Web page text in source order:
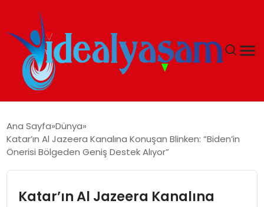
GÜNDEM
Ana Sayfa Dünya
Katar’ın Al Jazeera Kanalına Konuşan Blinken: “Biden’in
Önerisi Bölgeden Geniş Destek Alıyor”
Katar’ın Al Jazeera Kanalına